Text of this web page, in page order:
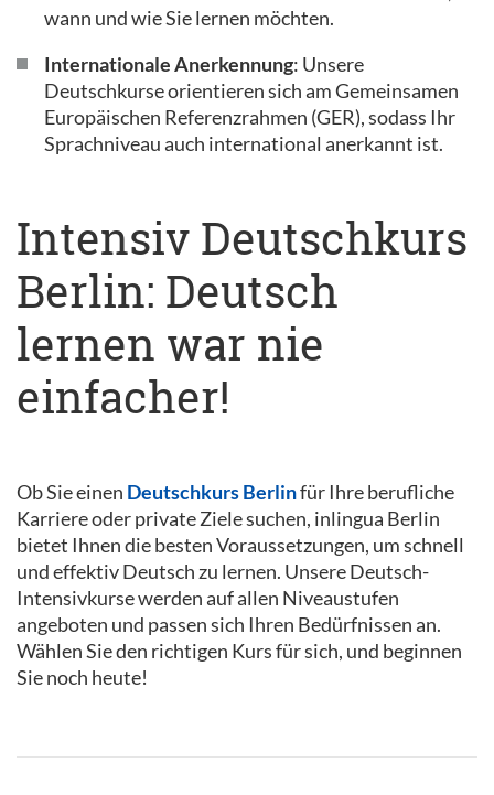
wann und wie Sie lernen möchten.
Internationale Anerkennung: Unsere
Deutschkurse orientieren sich am Gemeinsamen
Europäischen Referenzrahmen (GER), sodass Ihr
Sprachniveau auch international anerkannt ist.
Intensiv Deutschkurs
Berlin: Deutsch
lernen war nie
einfacher!
Ob Sie einen Deutschkurs Berlinfür Ihre berufliche
Karriere oder private Ziele suchen, inlingua Berlin
bietet Ihnen die besten Voraussetzungen, um schnell
und effektiv Deutsch zu lernen. Unsere Deutsch-
Intensivkurse werden auf allen Niveaustufen
angeboten und passen sich Ihren Bedürfnissen an.
Wählen Sie den richtigen Kurs für sich, und beginnen
Sie noch heute!